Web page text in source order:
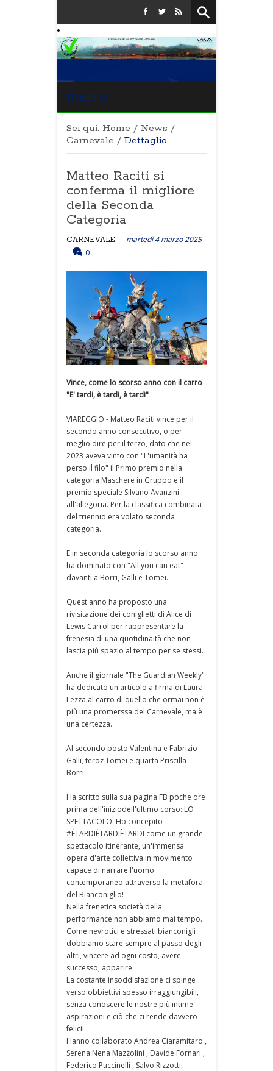
MENU
Sei qui: Home / News /
Carnevale / Dettaglio
Matteo Raciti si
conferma il migliore
della Seconda
Categoria
CARNEVALE
martedì 4 marzo 2025
0
Vince, come lo scorso anno con il carro
"E' tardi, è tardi, è tardi"
VIAREGGIO - Matteo Raciti vince per il
secondo anno consecutivo, o per
meglio dire per il terzo, dato che nel
2023 aveva vinto con "L'umanità ha
perso il filo" il Primo premio nella
categoria Maschere in Gruppo e il
premio speciale Silvano Avanzini
all'allegoria. Per la classifica combinata
del triennio era volato seconda
categoria.
E in seconda categoria lo scorso anno
ha dominato con "All you can eat"
davanti a Borri, Galli e Tomei.
Quest'anno ha proposto una
rivisitazione dei coniglietti di Alice di
Lewis Carrol per rappresentare la
frenesia di una quotidinaità che non
lascia più spazio al tempo per se stessi.
Anche il giornale "The Guardian Weekly"
ha dedicato un articolo a firma di Laura
Lezza al carro di quello che ormai non è
più una promerssa del Carnevale, ma è
una certezza.
Al secondo posto Valentina e Fabrizio
Galli, teroz Tomei e quarta Priscilla
Borri.
Ha scritto sulla sua pagina FB poche ore
prima dell'iniziodell'ultimo corso: LO
SPETTACOLO: Ho concepito
#ÈTARDIÈTARDIÈTARDI come un grande
spettacolo itinerante, un'immensa
opera d'arte collettiva in movimento
capace di narrare l'uomo
contemporaneo attraverso la metafora
del Bianconiglio!
Nella frenetica società della
performance non abbiamo mai tempo.
Come nevrotici e stressati bianconigli
dobbiamo stare sempre al passo degli
altri, vincere ad ogni costo, avere
successo, apparire.
La costante insoddisfazione ci spinge
verso obbiettivi spesso irraggiungibili,
senza conoscere le nostre più intime
aspirazioni e ciò che ci rende davvero
felici!
Hanno collaborato Andrea Ciaramitaro ,
Serena Nena Mazzolini , Davide Fornari ,
Federico Puccinelli , Salvo Rizzotti,